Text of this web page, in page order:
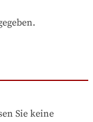
Sie keine